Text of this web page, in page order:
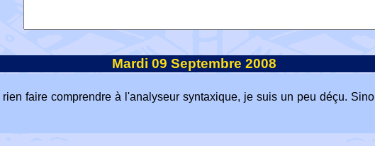
Mardi 09 Septembre 2008
faire comprendre à l'analyseur syntaxique, je suis un peu déçu.